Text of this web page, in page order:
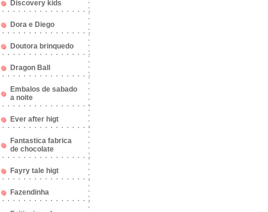
Discovery kids
Dora e Diego
Doutora brinquedo
Dragon Ball
Embalos de sabado
a noite
Ever after higt
Fantastica fabrica
de chocolate
Fayry tale higt
Fazendinha